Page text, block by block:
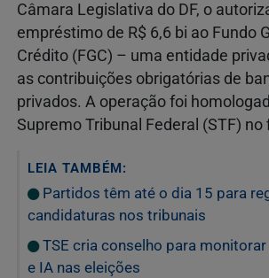
Câmara Legislativa do DF, o
empréstimo de R$ 6,6 bi ao Fundo
Crédito (FGC) – uma entidade
as contribuições obrigatórias de
privados. A operação foi
Supremo Tribunal Federal (STF) no
LEIA TAMBÉM:
Partidos têm até o dia 15 para
candidaturas nos tribunais
TSE cria conselho para
e IA nas eleições